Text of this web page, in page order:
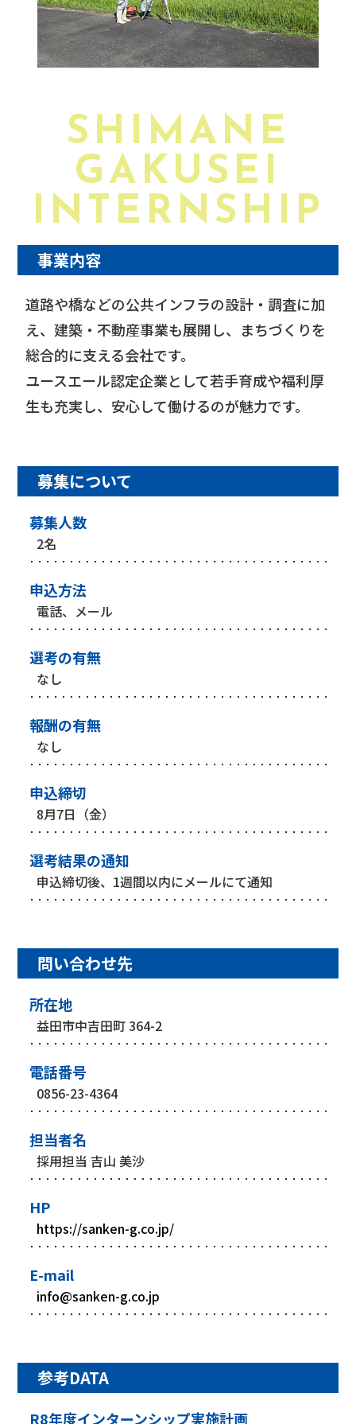
SHIMANE
GAKUSEI
INTERNSHIP
事業内容
道路や橋などの公共インフラの設計・調査に加
え、建築・不動産事業も展開し、まちづくりを
総合的に支える会社です。
ユースエール認定企業として若手育成や福利厚
生も充実し、安心して働けるのが魅力です。
募集について
募集人数
2名
申込方法
電話、メール
選考の有無
なし
報酬の有無
なし
申込締切
8月7日（金）
選考結果の通知
申込締切後、1週間以内にメールにて通知
問い合わせ先
所在地
益田市中吉田町 364-2
電話番号
0856-23-4364
担当者名
採用担当 吉山 美沙
HP
https://sanken-g.co.jp/
E-mail
info@sanken-g.co.jp
参考DATA
R8年度インターンシップ実施計画